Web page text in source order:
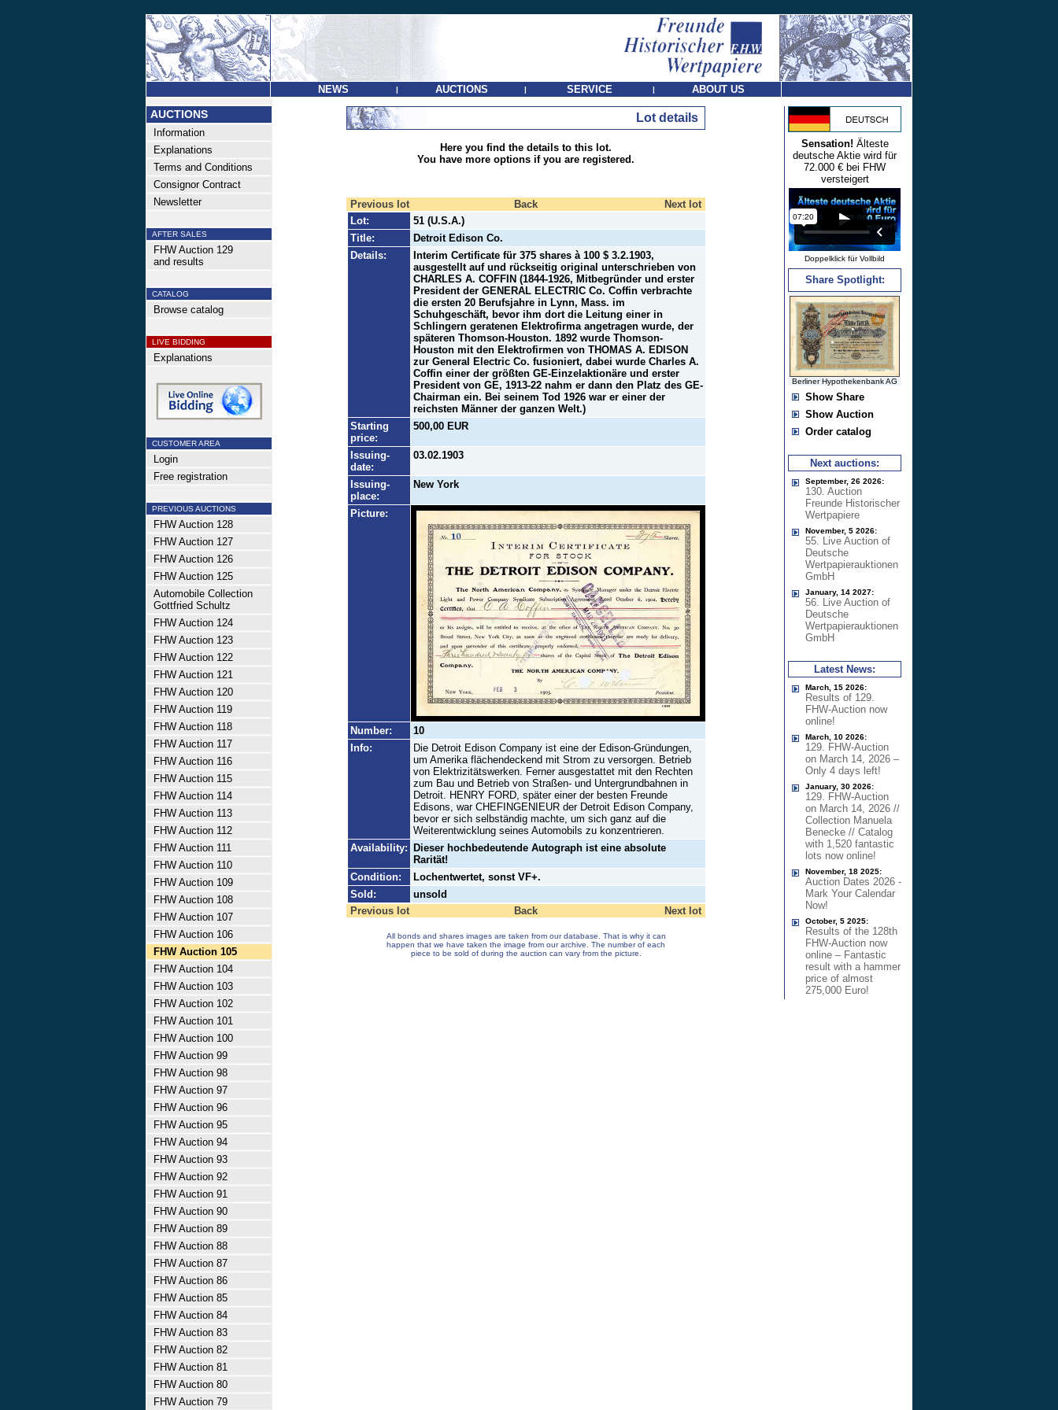
NEWS | AUCTIONS | SERVICE | ABOUT US
AUCTIONS
Information
Explanations
Terms and Conditions
Consignor Contract
Newsletter
AFTER SALES
FHW Auction 129
and results
CATALOG
Browse catalog
LIVE BIDDING
Explanations
CUSTOMER AREA
Login
Free registration
PREVIOUS AUCTIONS
FHW Auction 128
FHW Auction 127
FHW Auction 126
FHW Auction 125
Automobile Collection
Gottfried Schultz
FHW Auction 124
FHW Auction 123
FHW Auction 122
FHW Auction 121
FHW Auction 120
FHW Auction 119
FHW Auction 118
FHW Auction 117
FHW Auction 116
FHW Auction 115
FHW Auction 114
FHW Auction 113
FHW Auction 112
FHW Auction 111
FHW Auction 110
FHW Auction 109
FHW Auction 108
FHW Auction 107
FHW Auction 106
FHW Auction 105
FHW Auction 104
FHW Auction 103
FHW Auction 102
FHW Auction 101
FHW Auction 100
FHW Auction 99
FHW Auction 98
FHW Auction 97
FHW Auction 96
FHW Auction 95
FHW Auction 94
FHW Auction 93
FHW Auction 92
FHW Auction 91
FHW Auction 90
FHW Auction 89
FHW Auction 88
FHW Auction 87
FHW Auction 86
FHW Auction 85
FHW Auction 84
FHW Auction 83
FHW Auction 82
FHW Auction 81
FHW Auction 80
FHW Auction 79
Lot details
Here you find the details to this lot.
You have more options if you are registered.
Previous lot Back
Next lot
Lot:
51 (U.S.A.)
Title:
Detroit Edison Co.
Details:
Interim Certificate für 375 shares à 100 $ 3.2.1903,
ausgestellt auf und rückseitig original unterschrieben von
CHARLES A. COFFIN (1844-1926, Mitbegründer und erster
President der GENERAL ELECTRIC Co. Coffin verbrachte
die ersten 20 Berufsjahre in Lynn, Mass. im
Schuhgeschäft, bevor ihm dort die Leitung einer in
Schlingern geratenen Elektrofirma angetragen wurde, der
späteren Thomson-Houston. 1892 wurde Thomson-
Houston mit den Elektrofirmen von THOMAS A. EDISON
zur General Electric Co. fusioniert, dabei wurde Charles A.
Coffin einer der größten GE-Einzelaktionäre und erster
President von GE, 1913-22 nahm er dann den Platz des GE-
Chairman ein. Bei seinem Tod 1926 war er einer der
reichsten Männer der ganzen Welt.)
Starting
price:
500,00 EUR
Issuing-
date:
03.02.1903
Issuing-
place:
New York
Picture:
Number:
10
Info:
Die Detroit Edison Company ist eine der Edison-Gründungen,
um Amerika flächendeckend mit Strom zu versorgen. Betrieb
von Elektrizitätswerken. Ferner ausgestattet mit den Rechten
zum Bau und Betrieb von Straßen- und Untergrundbahnen in
Detroit. HENRY FORD, später einer der besten Freunde
Edisons, war CHEFINGENIEUR der Detroit Edison Company,
bevor er sich selbständig machte, um sich ganz auf die
Weiterentwicklung seines Automobils zu konzentrieren.
Availability:
Dieser hochbedeutende Autograph ist eine absolute
Rarität!
Condition:
Lochentwertet, sonst VF+.
Sold:
unsold
Previous lot
Back Next lot
All bonds and shares images are taken from our database. That is why it can
happen that we have taken the image from our archive. The number of each
piece to be sold of during the auction can vary from the picture.
Sensation! Älteste
deutsche Aktie wird für
72.000 € bei FHW
versteigert
Doppelklick für Vollbild
Share Spotlight:
Berliner Hypothekenbank AG
Show Share
Show Auction
Order catalog
Next auctions:
September, 26 2026:
130. Auction
Freunde Historischer
Wertpapiere
November, 5 2026:
55. Live Auction of
Deutsche
Wertpapierauktionen
GmbH
January, 14 2027:
56. Live Auction of
Deutsche
Wertpapierauktionen
GmbH
Latest News:
March, 15 2026:
Results of 129.
FHW-Auction now
online!
March, 10 2026:
129. FHW-Auction
on March 14, 2026 –
Only 4 days left!
January, 30 2026:
129. FHW-Auction
on March 14, 2026 //
Collection Manuela
Benecke // Catalog
with 1,520 fantastic
lots now online!
November, 18 2025:
Auction Dates 2026 -
Mark Your Calendar
Now!
October, 5 2025:
Results of the 128th
FHW-Auction now
online – Fantastic
result with a hammer
price of almost
275,000 Euro!